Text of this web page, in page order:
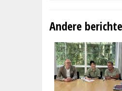
Andere